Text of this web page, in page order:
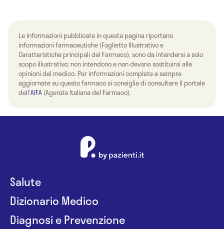
Le informazioni pubblicate in questa pagina riportano
informazioni farmaceutiche (Foglietto Illustrativo e
Caratteristiche principali del Farmaco), sono da intendersi a solo
scopo illustrativo; non intendono e non devono sostituirsi alle
opinioni del medico. Per informazioni complete e sempre
aggiornate su questo farmaco si consiglia di consultare il portale
dell'AIFA (Agenzia Italiana del Farmaco).
Salute
Dizionario Medico
Diagnosi e Prevenzione